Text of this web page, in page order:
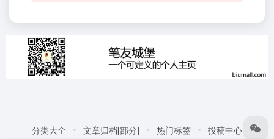
分类大全 文章归档[部分] 热门标签 投稿中心